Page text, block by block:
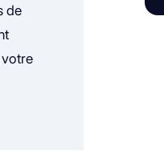
de